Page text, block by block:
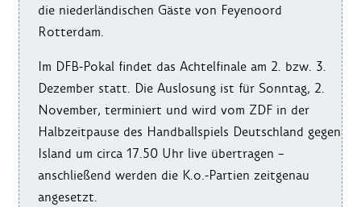
die niederländischen Gäste von Feyenoord
Rotterdam.
Im DFB-Pokal findet das Achtelfinale am 2. bzw. 3.
Dezember statt. Die Auslosung ist für Sonntag, 2.
November, terminiert und wird vom ZDF in der
Halbzeitpause des Handballspiels Deutschland gegen
Island um circa 17.50 Uhr live übertragen –
anschließend werden die K.o.-Partien zeitgenau
angesetzt.